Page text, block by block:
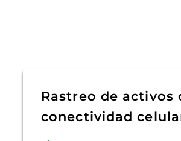
Rastreo de activos
conectividad